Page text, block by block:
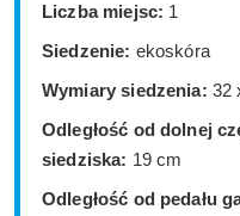
Liczba miejsc: 1
Siedzenie: ekoskóra
Wymiary siedzenia: 32
Odległość od dolnej
siedziska: 19 cm
Odległość od pedału